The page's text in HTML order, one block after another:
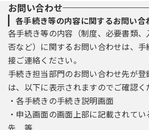
お問い合わせ
各手続き等の内容に関するお問い合
各手続き等の内容（制度、必要書類
否など）に関するお問い合わせは、
接ご連絡ください。
手続き担当部門のお問い合わせ先が
は、以下に表示されますのでご確認く
・各手続きの手続き説明画面
・申込画面の画面上部に記載されて
先 等